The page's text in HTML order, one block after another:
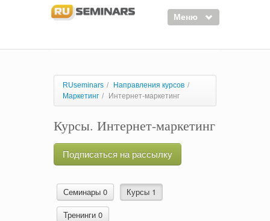
Меню
Курсы
Тренинги
Организаторы
Лектора
Войти
Регистрация
RUseminars / Направления курсов /
Маркетинг / Интернет-маркетинг
Курсы. Интернет-маркетинг
Подписаться на рассылку
Семинары 0
Курсы 1
Тренинги 0